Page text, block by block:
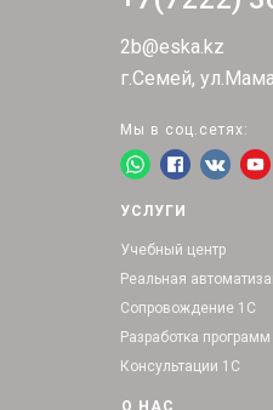
УСЛУГИ
Учебный центр
Реальная
Сопровождение 1С
Разработка программ
Консультации 1С
О НАС
2b@eska.kz
Мы в соц.сетях:
г.Семей,